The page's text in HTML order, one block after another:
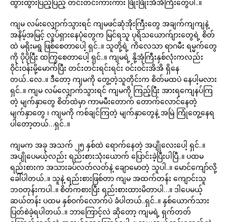
ထွားထွားပြည့်ပြည့် တင်းတင်းကားကား ဖြိုးဖြိုးအိအိကြီးတွေပါ..။
ကျမ လမ်းလျှောက်သွားရင် ကျမဖင်ဆုံအိုးကြီးတွေ အချက်ကျကျနဲ့
အနိမ့်အမြင့် လှုပ်ရှားနေပုံတွေက မြင်ရသူ ပုရိသယောက်ျားတွေရဲ့ စိတ်
ထဲ မရိုးမရွ ဖြစ်စေတာပေါ့ ရှင်..။ သူတို့ရဲ့ ကိလေသာ ရာဂမီး ရမ္မက်တွေ
ကို ပိုပိုပြီး ထကြွစေတာပေါ့ ရှင်..။ ကျမရဲ့ နို့အုံကြီးနှစ်လုံးကလည်း
ဝိုင်းဝန်းမို့မောက်ပြီး တင်းတင်းရင်းရင်း ဝင်းဝင်းအိအိ ရှိနေ
တယ်..လေ..။ ဒီတော့ ကျမကို တွေ့တဲ့သူတိုင်းက စိတ်မထပဲ နေပါ့မလား
ရှင်..။ ကျမ လမ်လျှောက်သွားရင် ကျမကို ကြည့်ပြီး အားရကျေနပ်ကြ
တဲ့ မျက်နှာတွေ စိတ်ထဲမှာ ကာမမီးတောက် တောက်လောင်နေတဲ့
မျက်နှာတွေ ၊ ကျမကို ကစ်ချင်ကြတဲ့ မျက်နှာတွေနဲ့ အမြဲ ကြုံတွေ့နေရ
ပါတော့တယ်…ရှင်..။
ကျမက အခု အသက် ၂၅ နှစ်ထဲ ရောက်နေတဲ့ အပျိုလေးပေါ့ ရှင်..။
အပျိုပေမယ့်လည်း ရည်းစားသုံးယောက် ပြောင်းခဲ့ပြီးပါပြီ..။ ပထမ
ရည်းစားက အသားခပ်လတ်လတ်နဲ့ ချောမောတဲ့ သူပါ..။ မောင်ကျော်လို့
ခေါ်ပါတယ်..။ သူနဲ့ ရည်းစားဖြစ်တာ ကျမ အထက်တန်း ကျောင်းသူ
ဘဝတုန်းကပါ..။ စိတ်ကစားပြီး ရည်းစားထားမိတာပါ…။ ဒါပေမယ့်
ဆယ်တန်း ပထမ နှစ်ဝက်လောက်ပဲ ခံပါတယ်..ရှင်..။ နှစ်ယောက်သား
ပြတ်စဲခဲ့ရပါတယ်..။ ဘာကြောင့်လဲ ဆိုတော့ ကျမရဲ့ ရှက်တတ်